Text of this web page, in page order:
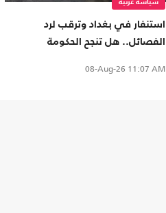
سياسة عربية
استنفار في بغداد وترقب لرد
الفصائل.. هل تنجح الحكومة
08-Aug-26 11:07 AM